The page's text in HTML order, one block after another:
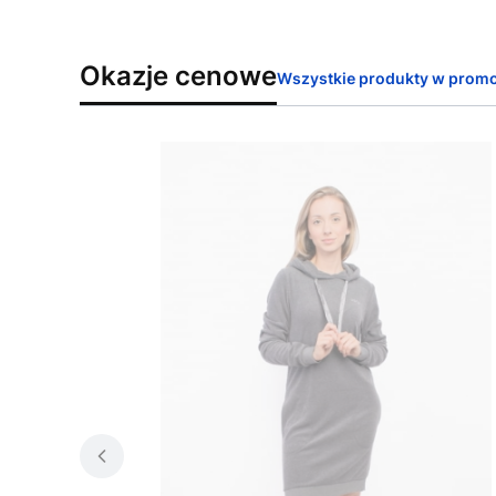
Okazje cenoweWszystkie produkty w